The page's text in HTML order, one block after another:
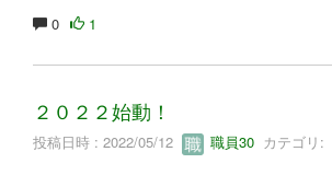
0 1
２０２２始動！
投稿日時 : 2022/05/12 職員30 カテゴリ: